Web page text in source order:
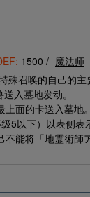
1500 / 魔法师
殊召唤的自己的
入墓地发动。
上面的卡送入墓地
5以下）以表侧表
不能将「地霊術師